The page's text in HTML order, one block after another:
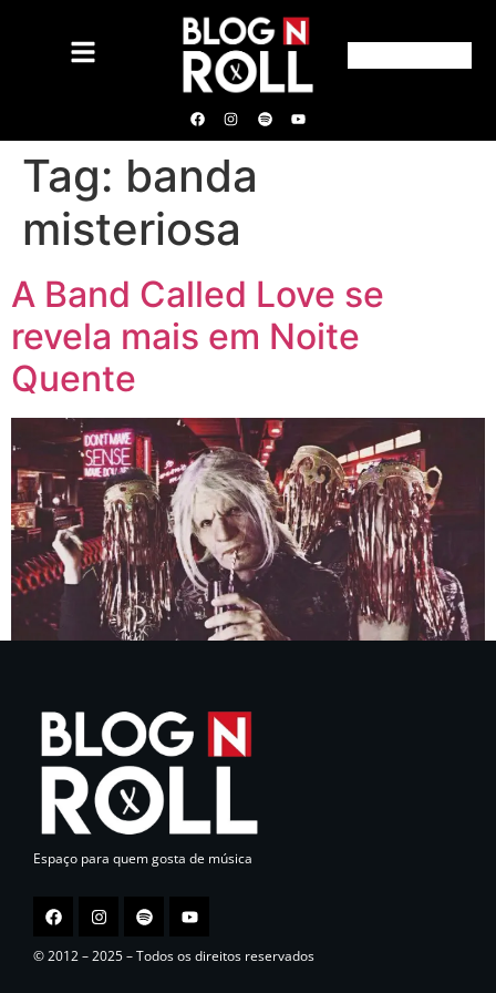
Tag: banda
misteriosa
A Band Called Love se
revela mais em Noite
Quente
Espaço para quem gosta de música
© 2012 – 2025 – Todos os direitos reservados